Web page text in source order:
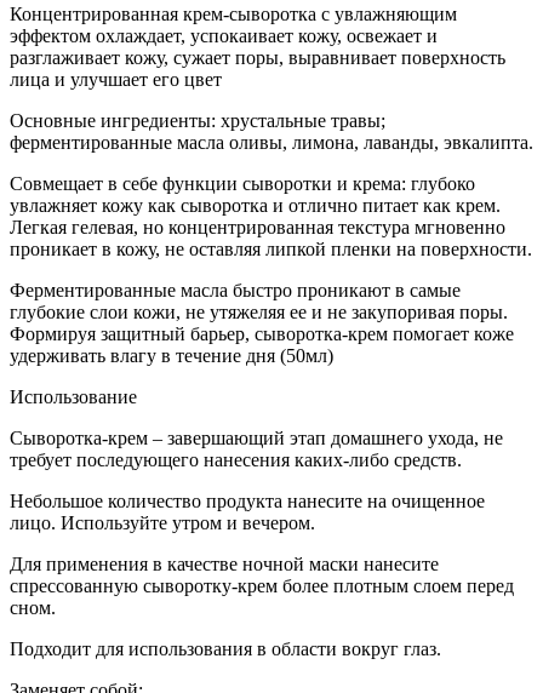
Концентрированная крем-сыворотка с увлажняющим
эффектом охлаждает, успокаивает кожу, освежает и
разглаживает кожу, сужает поры, выравнивает поверхность
лица и улучшает его цвет
Основные ингредиенты: хрустальные травы;
ферментированные масла оливы, лимона, лаванды, эвкалипта.
Совмещает в себе функции сыворотки и крема: глубоко
увлажняет кожу как сыворотка и отлично питает как крем.
Легкая гелевая, но концентрированная текстура мгновенно
проникает в кожу, не оставляя липкой пленки на поверхности.
Ферментированные масла быстро проникают в самые
глубокие слои кожи, не утяжеляя ее и не закупоривая поры.
Формируя защитный барьер, сыворотка-крем помогает коже
удерживать влагу в течение дня (50мл)
Использование
Сыворотка-крем – завершающий этап домашнего ухода, не
требует последующего нанесения каких-либо средств.
Небольшое количество продукта нанесите на очищенное
лицо. Используйте утром и вечером.
Для применения в качестве ночной маски нанесите
спрессованную сыворотку-крем более плотным слоем перед
сном.
Подходит для использования в области вокруг глаз.